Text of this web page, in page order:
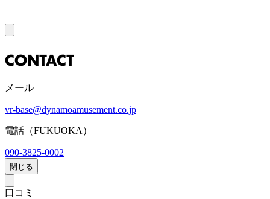
CONTACT
メール
vr-base@dynamoamusement.co.jp
電話（FUKUOKA）
090-3825-0002
閉じる
口コミ